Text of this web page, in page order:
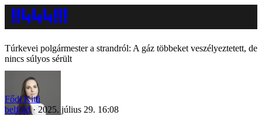
Túrkevei polgármester a strandról: A gáz többeket veszélyeztetett, de
nincs súlyos sérült
Fődi Kitti
belföld
2025. július 29. 16:08